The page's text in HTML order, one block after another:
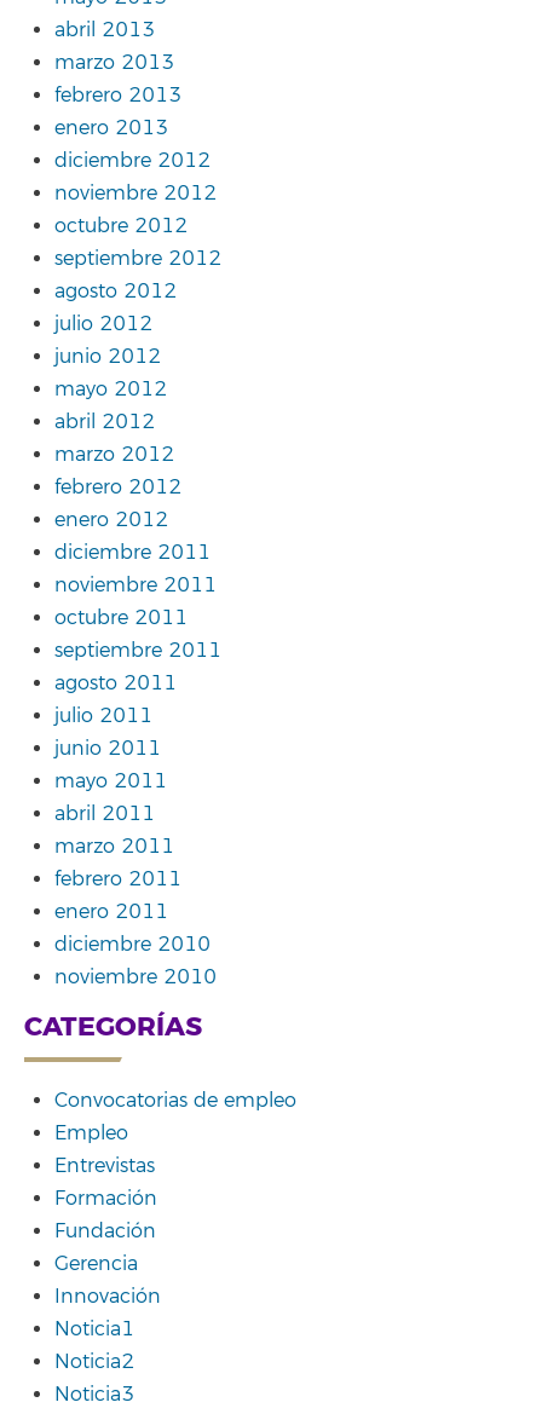
abril 2013
marzo 2013
febrero 2013
enero 2013
diciembre 2012
noviembre 2012
octubre 2012
septiembre 2012
agosto 2012
julio 2012
junio 2012
mayo 2012
abril 2012
marzo 2012
febrero 2012
enero 2012
diciembre 2011
noviembre 2011
octubre 2011
septiembre 2011
agosto 2011
julio 2011
junio 2011
mayo 2011
abril 2011
marzo 2011
febrero 2011
enero 2011
diciembre 2010
noviembre 2010
CATEGORÍAS
Convocatorias de empleo
Empleo
Entrevistas
Formación
Fundación
Gerencia
Innovación
Noticia1
Noticia2
Noticia3